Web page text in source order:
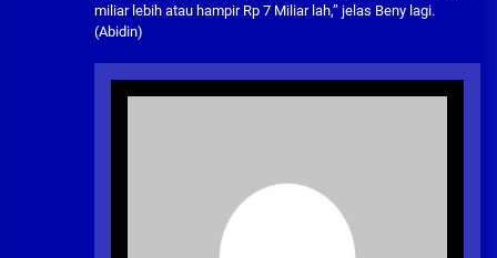
miliar lebih atau hampir Rp 7 Miliar lah,” jelas Beny lagi.
(Abidin)